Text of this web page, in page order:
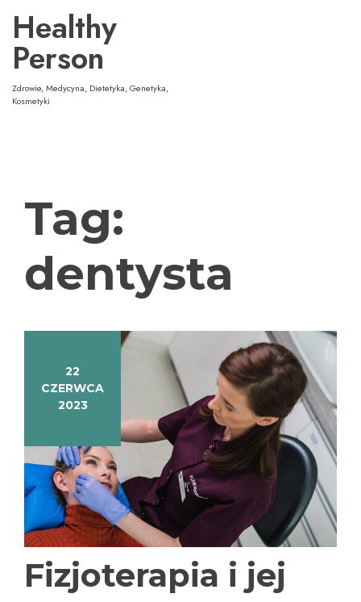
treściHealthy
Person
Zdrowie, Medycyna, Dietetyka, Genetyka,
Kosmetyki
Tag:
dentysta
22
CZERWCA
2023
Fizjoterapia i jej